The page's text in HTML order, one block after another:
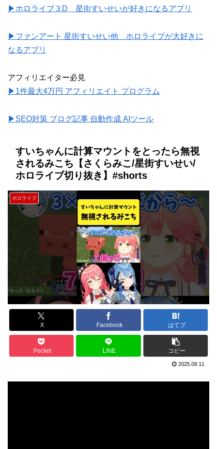
▶ホロライブ３D 星街すいせいが好きになるアプリ
▶ファンアート 星街すいせい他 ホロライブが大好きに
なるアプリ
アフィリエイター必見
▶1件最大4万円 アフィリエイト プログラム
▶SEO対策 ブログ記事 自動作成 AIツール
すいちゃんに計算マウントをとったら無視
されるみこち【さくらみこ/星街すいせい/
ホロライブ切り抜き】#shorts
ホロライブ
X Facebook はてブ
Pocket LINE コピー
2025.08.11